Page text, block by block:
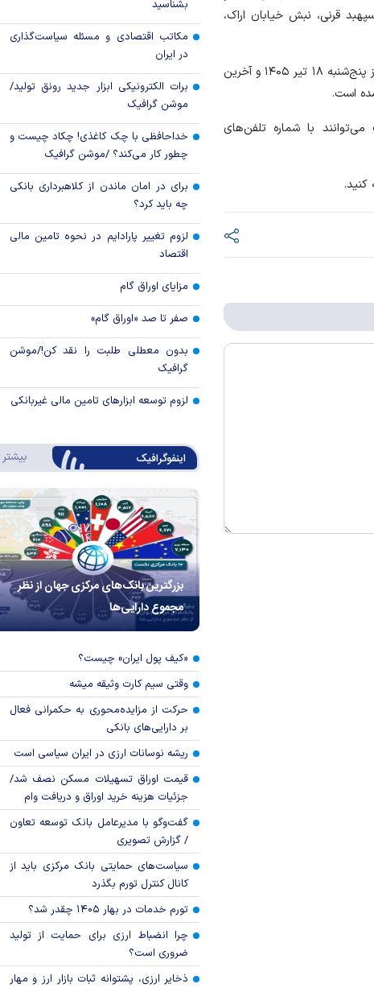
قرنی، نبش خیابان اراک،
بر این اساس، آخرین مهلت خرید اسناد شرکت در مزایده تا پایان وقت اداری روز پنج‌شنبه ۱۸ تیر ۱۴۰۵ و آخرین
با شماره تلفن‌های
کنید.
قیمت دلار و یورو مرکز مبادله ایران؛
امروز پنجشنبه ۱۵ مرداد ۱۴۰۵
سقوط ارزهای صادراتی در سیاهچاله
کارت‌های بازرگانی
بشناسید
مکاتب اقتصادی و مسئله سیاست‌گذاری
در ایران
برات الکترونیکی ابزار جدید رونق تولید/
موشن گرافیک
خداحافظی با چک کاغذی! چکاد چیست و
چطور کار می‌کند؟ /موشن گرافیک
برای در امان ماندن از کلاهبرداری بانکی
چه باید کرد؟
لزوم تغییر پارادایم در نحوه تامین مالی
اقتصاد
مزایای اوراق گام
صفر تا صد «اوراق گام»
بدون معطلی طلبت را نقد کن!/موشن
گرافیک
لزوم توسعه ابزارهای تامین مالی غیربانکی
اینفوگرافیک بیشتر
بزرگترین بانک‌های مرکزی جهان از نظر
مجموع دارایی‌ها
«کیف پول ایران» چیست؟
وقتی سیم کارت وثیقه میشه
حرکت از مزایده‌محوری به حکمرانی فعال
بر دارایی‌های بانکی
ریشه نوسانات ارزی در ایران سیاسی است
قیمت اوراق تسهیلات مسکن نصف شد/
جزئیات هزینه خرید اوراق و دریافت وام
گفت‌وگو با مدیرعامل بانک توسعه تعاون
/ گزارش تصویری
سیاست‌های حمایتی بانک مرکزی باید از
کانال کنترل تورم بگذرد
تورم خدمات در بهار ۱۴۰۵ چقدر شد؟
چرا انضباط ارزی برای حمایت از تولید
ضروری است؟
ذخایر ارزی، پشتوانه ثبات بازار ارز و مهار